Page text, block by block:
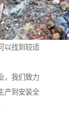
以找到较适
，我们致力
产到安装全